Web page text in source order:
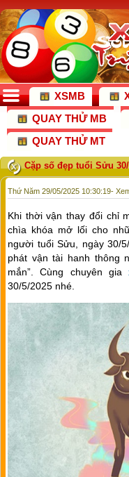
XSMB
QUAY THỬ MB
QUAY THỬ MT
Cặp số đẹp tuổi Sửu
Thứ Năm 29/05/2025 10:30:19-
Khi thời vận thay đổi chỉ
chìa khóa mở lối cho
người tuổi Sửu, ngày 30/
phát vận tài hanh thông
mắn”. Cùng chuyên gia
30/5/2025 nhé.